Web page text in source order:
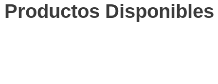
Productos Disponibles